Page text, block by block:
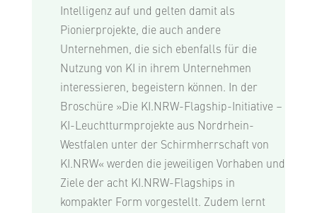
Intelligenz auf und gelten damit als
Pionierprojekte, die auch andere
Unternehmen, die sich ebenfalls für die
Nutzung von KI in ihrem Unternehmen
interessieren, begeistern können. In der
Broschüre »Die KI.NRW-Flagship-Initiative –
KI-Leuchtturmprojekte aus Nordrhein-
Westfalen unter der Schirmherrschaft von
KI.NRW« werden die jeweiligen Vorhaben und
Ziele der acht KI.NRW-Flagships in
kompakter Form vorgestellt. Zudem lernt